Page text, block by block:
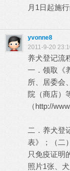
月1日起施
yvonne8
2011-9-20
养犬登记流
一．领取《
所、居委会
院（商店）
（http://
二．养犬登
表》；（二
只免疫证明
照片1张、